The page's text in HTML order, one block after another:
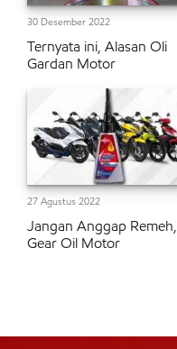
30 Desember 2022
Ternyata ini, Alasan Oli
Gardan Motor
27 Agustus 2022
Jangan Anggap Remeh,
Gear Oil Motor